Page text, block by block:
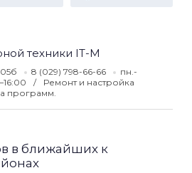
техники IT-M
8 (029) 798-66-66
пн.-
Ремонт и настройка
программ.
в ближайших к